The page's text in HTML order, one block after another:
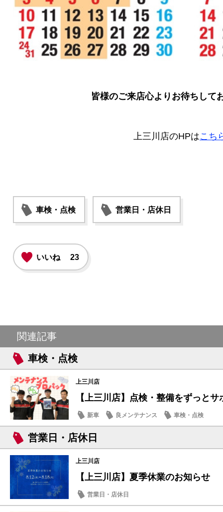
皆様のご来店心よりお待ちして
上三川店のHPはこち
車検・点検 営業日・店休日
いいね 23
関連記事
車検・点検
上三川店
【上三川店】点検・整備をずっとサ
新車 良メンテナンス 車検・点検
営業日・店休日
上三川店
【上三川店】夏季休業のお知らせ
営業日・店休日